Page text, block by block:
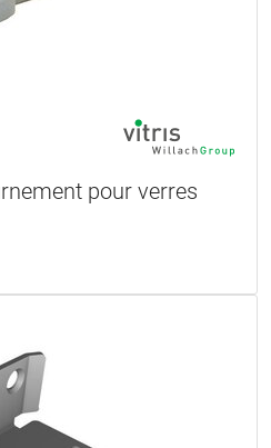
pour verres